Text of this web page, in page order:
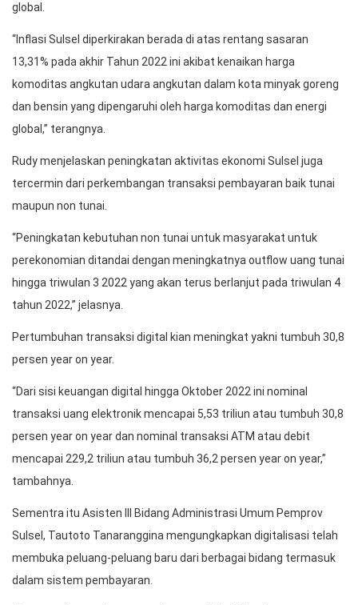
global.
“Inflasi Sulsel diperkirakan berada di atas rentang sasaran
13,31% pada akhir Tahun 2022 ini akibat kenaikan harga
komoditas angkutan udara angkutan dalam kota minyak goreng
dan bensin yang dipengaruhi oleh harga komoditas dan energi
global,” terangnya.
Rudy menjelaskan peningkatan aktivitas ekonomi Sulsel juga
tercermin dari perkembangan transaksi pembayaran baik tunai
maupun non tunai.
“Peningkatan kebutuhan non tunai untuk masyarakat untuk
perekonomian ditandai dengan meningkatnya outflow uang tunai
hingga triwulan 3 2022 yang akan terus berlanjut pada triwulan 4
tahun 2022,” jelasnya.
Pertumbuhan transaksi digital kian meningkat yakni tumbuh 30,8
persen year on year.
“Dari sisi keuangan digital hingga Oktober 2022 ini nominal
transaksi uang elektronik mencapai 5,53 triliun atau tumbuh 30,8
persen year on year dan nominal transaksi ATM atau debit
mencapai 229,2 triliun atau tumbuh 36,2 persen year on year,”
tambahnya.
Sementra itu Asisten III Bidang Administrasi Umum Pemprov
Sulsel, Tautoto Tanaranggina mengungkapkan digitalisasi telah
membuka peluang-peluang baru dari berbagai bidang termasuk
dalam sistem pembayaran.